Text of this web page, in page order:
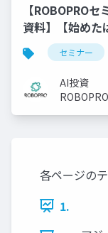
【ROBOPROセ
資料】【始めた
の方向け】利用
の不安解消
ROBOPROの基
と直近の実績振
セミナー
AI投資
ROBOPRO
各ページの
1.